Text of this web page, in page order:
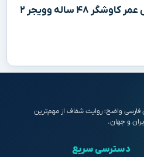
شاهکار جدید ناسا: افزایش عمر کاوشگر ۴۸ ساله وویجر ۲
فارسی واضح؛ روایت شفاف از مهم‌ترین
و جهان.
دسترسی سریع